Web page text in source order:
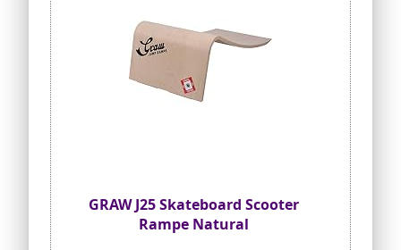
GRAW J25 Skateboard Scooter
Rampe Natural